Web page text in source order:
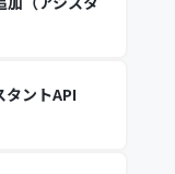
タントAPI